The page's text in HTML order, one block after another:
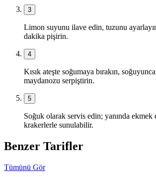
3
Limon suyunu ilave edin, tuzunu
dakika pişirin.
4
Kısık ateşte soğumaya bırakın,
maydanozu serpiştirin.
5
Soğuk olarak servis edin; yanında
krakerlerle sunulabilir.
Benzer Tarifler
Tümünü Gör